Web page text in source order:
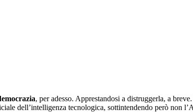
, per adesso. Apprestandosi a distruggerla, a
dell’intelligenza tecnologica, sottintendendo però non